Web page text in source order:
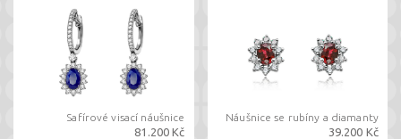
Safírové visací náušnice
81.200 Kč
Náušnice se rubíny a diamanty
39.200 Kč